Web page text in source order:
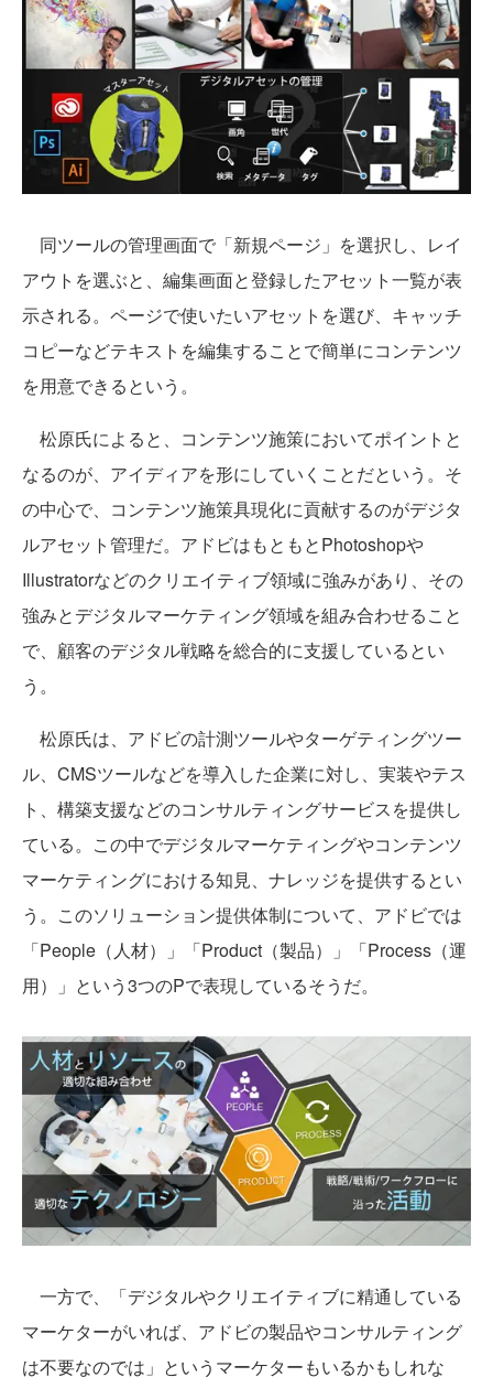
同ツールの管理画面で「新規ページ」を選択し、レイ
アウトを選ぶと、編集画面と登録したアセット一覧が表
示される。ページで使いたいアセットを選び、キャッチ
コピーなどテキストを編集することで簡単にコンテンツ
を用意できるという。
松原氏によると、コンテンツ施策においてポイントと
なるのが、アイディアを形にしていくことだという。そ
の中心で、コンテンツ施策具現化に貢献するのがデジタ
ルアセット管理だ。アドビはもともとPhotoshopや
Illustratorなどのクリエイティブ領域に強みがあり、その
強みとデジタルマーケティング領域を組み合わせること
で、顧客のデジタル戦略を総合的に支援しているとい
う。
松原氏は、アドビの計測ツールやターゲティングツー
ル、CMSツールなどを導入した企業に対し、実装やテス
ト、構築支援などのコンサルティングサービスを提供し
ている。この中でデジタルマーケティングやコンテンツ
マーケティングにおける知見、ナレッジを提供するとい
う。このソリューション提供体制について、アドビでは
「People（人材）」「Product（製品）」「Process（運
用）」という3つのPで表現しているそうだ。
一方で、「デジタルやクリエイティブに精通している
マーケターがいれば、アドビの製品やコンサルティング
は不要なのでは」というマーケターもいるかもしれな